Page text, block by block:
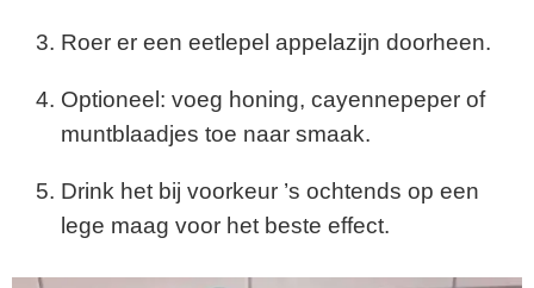
Roer er een eetlepel appelazijn doorheen.
Optioneel: voeg honing, cayennepeper of
muntblaadjes toe naar smaak.
Drink het bij voorkeur ’s ochtends op een
lege maag voor het beste effect.